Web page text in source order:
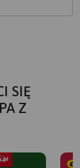
SIĘ
Z